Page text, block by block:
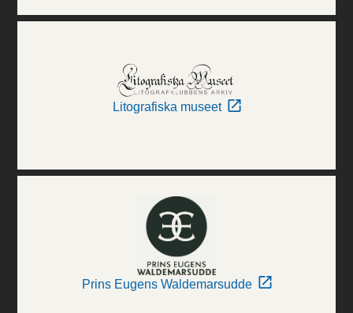
Litografiska museet
Prins Eugens Waldemarsudde